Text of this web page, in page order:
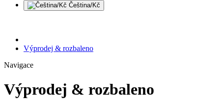
Čeština/Kč
Výprodej & rozbaleno
Navigace
Výprodej & rozbaleno